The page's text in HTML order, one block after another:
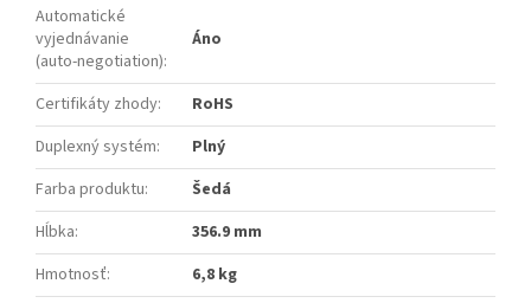
Automatické
vyjednávanie
(auto-negotiation):
Áno
Certifikáty zhody:
RoHS
Duplexný systém:
Plný
Farba produktu:
Šedá
Hĺbka:
356.9 mm
Hmotnosť:
6,8 kg